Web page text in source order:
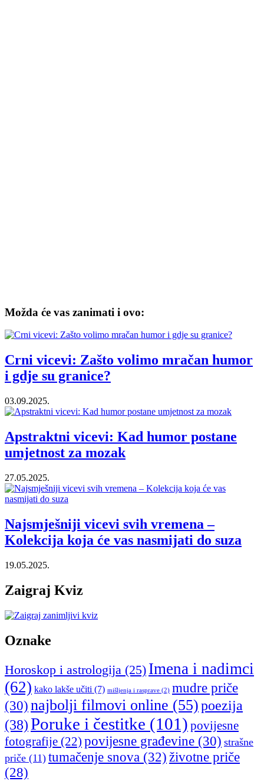
Možda će vas zanimati i ovo:
Crni vicevi: Zašto volimo mračan humor
i gdje su granice?
03.09.2025.
Apstraktni vicevi: Kad humor postane
umjetnost za mozak
27.05.2025.
Najsmješniji vicevi svih vremena –
Kolekcija koja će vas nasmijati do suza
19.05.2025.
Zaigraj Kviz
Oznake
Horoskop i astrologija (25) Imena i nadimci
(62) kako lakše učiti (7) mišljenja i rasprave (2) mudre priče
(30) najbolji filmovi online (55)poezija
(38)Poruke i čestitke (101) povijesne
fotografije (22) povijesne građevine (30) strašne
priče (11) tumačenje snova (32) životne priče
(28)